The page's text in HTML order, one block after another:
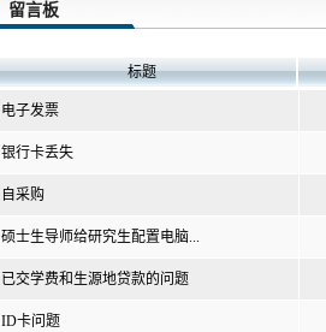
留言板
标题
电子发票
银行卡丢失
自采购
硕士生导师给研究生配置电脑...
已交学费和生源地贷款的问题
ID卡问题